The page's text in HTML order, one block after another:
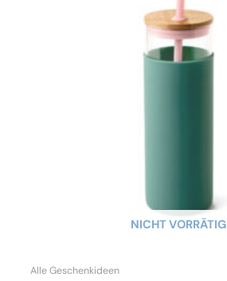
NICHT VORRÄTIG
Alle Geschenkideen